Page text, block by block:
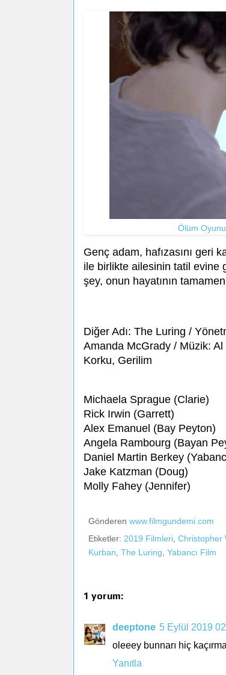
Ölüm
Genç adam, hafızasını geri
ile birlikte ailesinin tatil evine
şey, onun hayatının
Diğer Adı: The Luring /
Amanda McGrady / Müzik: Al
Korku, Gerilim
Michaela Sprague (Clarie)
Rick Irwin (Garrett)
Alex Emanuel (Bay Peyton)
Angela Rambourg (Bayan
Daniel Martin Berkey
Jake Katzman (Doug)
Molly Fahey (Jennifer)
Gönderen www.filmgundemi.com
Etiketler: 2019 Filmleri, Christopher
Kurban, The Luring, Yabancı Film
1 yorum:
deeptone 5 Eylül 2019
oleeey bunnarı hiç
Yanıtla